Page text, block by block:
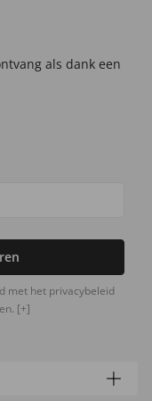
als dank een
met het privacybeleid
[+]